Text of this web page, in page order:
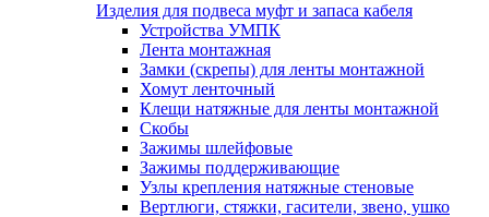
Изделия для подвеса муфт и запаса кабеля
Устройства УМПК
Лента монтажная
Замки (скрепы) для ленты монтажной
Хомут ленточный
Клещи натяжные для ленты монтажной
Скобы
Зажимы шлейфовые
Зажимы поддерживающие
Узлы крепления натяжные стеновые
Вертлюги, стяжки, гасители, звено, ушко